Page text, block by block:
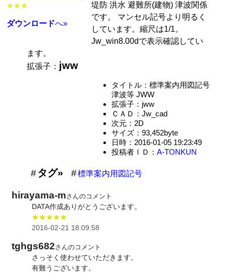
★★★
ダウンロードへ»
堤防 洪水 避難所(建物) 津波関係
です。 マンセル記号より明るく
しています。縮尺は1/1。
Jw_win8.00dで表示確認してい
ます。
拡張子： jww
タイトル：標準案内用図記号
津波等 JWW
拡張子：jww
ＣＡＤ：Jw_cad
次元：2D
サイズ：93,452byte
日時：2016-01-05 19:23:49
投稿者ＩＤ： A-TONKUN
タグ» 標準案内用図記号
hirayama-mさんのコメント
DATA作成ありがとうございます。
★★★★★
2016-02-21 18:09:58
tghgs682さんのコメント
さっそく使わせていただきます。
有難うございます。